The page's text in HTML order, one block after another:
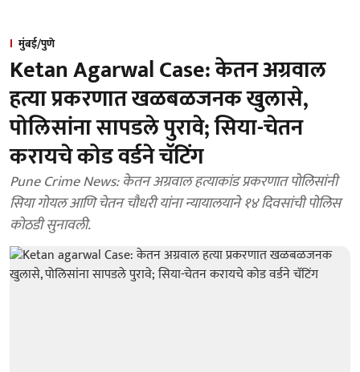
मुंबई/पुणे
Ketan Agarwal Case: केतन अग्रवाल
हत्या प्रकरणात खळबळजनक खुलासे,
पोलिसांना सापडले पुरावे; सिया-चेतन
करायचे कोड वर्डने चॅटिंग
Pune Crime News: केतन अग्रवाल हत्याकांड प्रकरणात पोलिसांनी
सिया गोयल आणि चेतन चौधरी यांना न्यायालयाने १४ दिवसांची पोलिस
कोठडी सुनावली.